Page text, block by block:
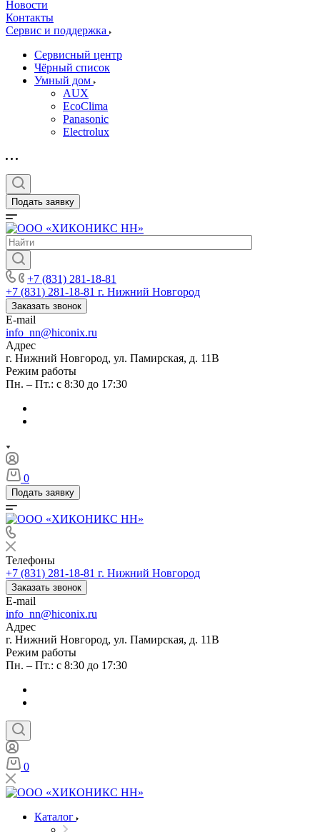
Новости
Контакты
Сервис и поддержка
Сервисный центр
Чёрный список
Умный дом
AUX
EcoClima
Panasonic
Electrolux
Подать заявку
+7 (831) 281-18-81
+7 (831) 281-18-81 г. Нижний Новгород
Заказать звонок
E-mail
info_nn@hiconix.ru
Адрес
г. Нижний Новгород, ул. Памирская, д. 11В
Режим работы
Пн. – Пт.: с 8:30 до 17:30
0
Подать заявку
Телефоны
+7 (831) 281-18-81 г. Нижний Новгород
Заказать звонок
E-mail
info_nn@hiconix.ru
Адрес
г. Нижний Новгород, ул. Памирская, д. 11В
Режим работы
Пн. – Пт.: с 8:30 до 17:30
0
Каталог